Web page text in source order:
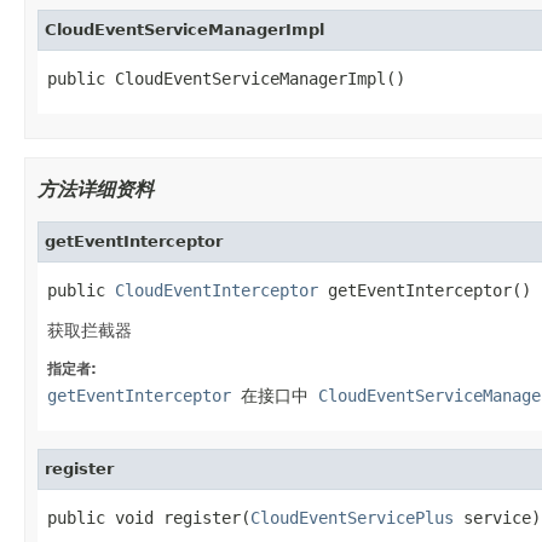
CloudEventServiceManagerImpl
public CloudEventServiceManagerImpl()
方法详细资料
getEventInterceptor
public CloudEventInterceptor getEventInterceptor()
获取拦截器
指定者:
getEventInterceptor 在接口中
register
public void register(CloudEventServicePlus service)